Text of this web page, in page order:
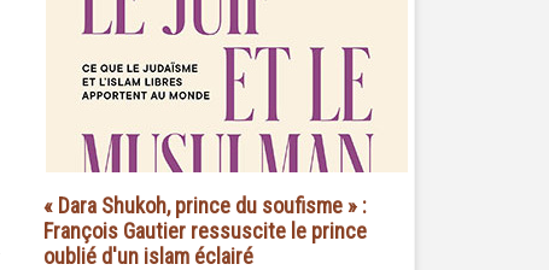
« Dara Shukoh, prince du soufisme » :
François Gautier ressuscite le prince
oublié d'un islam éclairé